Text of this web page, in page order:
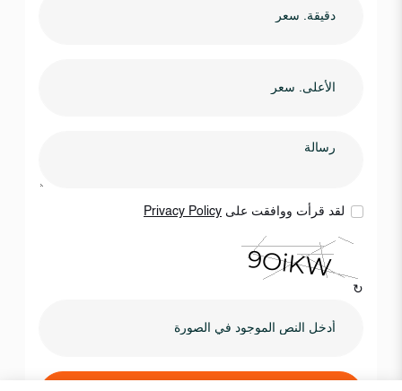
لقد قرأت ووافقت على Privacy Policy
↻